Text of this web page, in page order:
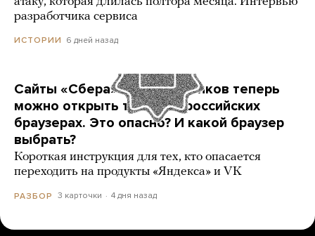
разработчика сервиса
ИСТОРИИ 6 дней назад
Сайты «Сбера» и других банков теперь
можно открыть только в российских
браузерах. Это опасно? И какой браузер
выбрать?
Короткая инструкция для тех, кто опасается
переходить на продукты «Яндекса» и VK
РАЗБОР 3 карточки 4 дня назад